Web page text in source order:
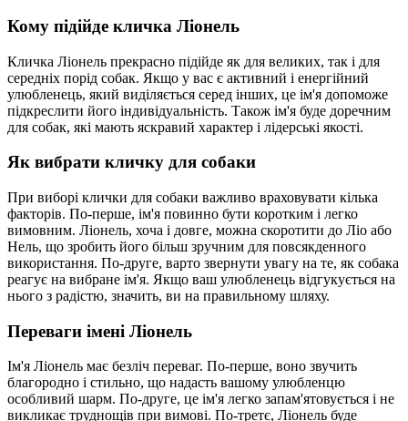
Кому підійде кличка Ліонель
Кличка Ліонель прекрасно підійде як для великих, так і для
середніх порід собак. Якщо у вас є активний і енергійний
улюбленець, який виділяється серед інших, це ім'я допоможе
підкреслити його індивідуальність. Також ім'я буде доречним
для собак, які мають яскравий характер і лідерські якості.
Як вибрати кличку для собаки
При виборі клички для собаки важливо враховувати кілька
факторів. По-перше, ім'я повинно бути коротким і легко
вимовним. Ліонель, хоча і довге, можна скоротити до Ліо або
Нель, що зробить його більш зручним для повсякденного
використання. По-друге, варто звернути увагу на те, як собака
реагує на вибране ім'я. Якщо ваш улюбленець відгукується на
нього з радістю, значить, ви на правильному шляху.
Переваги імені Ліонель
Ім'я Ліонель має безліч переваг. По-перше, воно звучить
благородно і стильно, що надасть вашому улюбленцю
особливий шарм. По-друге, це ім'я легко запам'ятовується і не
викликає труднощів при вимові. По-третє, Ліонель буде